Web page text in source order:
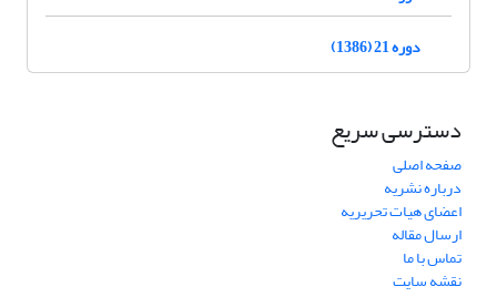
دوره 21 (1386)
دسترسی سریع
صفحه اصلی
درباره نشریه
اعضای هیات تحریریه
ارسال مقاله
تماس با ما
نقشه سایت